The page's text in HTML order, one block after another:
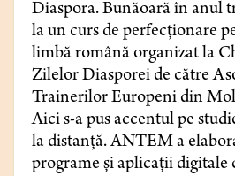
Diaspora. Bunăoară în anul
la un curs de perfecționare
limbă română organizat la
Zilelor Diasporei de către
Trainerilor Europeni din
Aici s-a pus accentul pe
la distanță. ANTEM a
programe și aplicații digitale